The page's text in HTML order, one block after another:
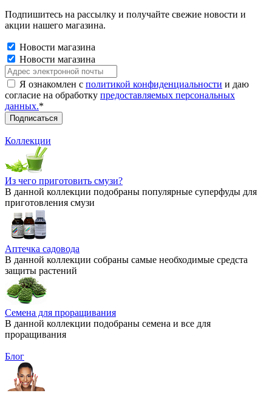
Подпишитесь на рассылку и получайте свежие новости и
акции нашего магазина.
Новости магазина
Новости магазина
Я ознакомлен с политикой конфиденциальности и даю
согласие на обработку предоставляемых персональных
данных.*
Коллекции
Из чего приготовить смузи?
В данной коллекции подобраны популярные суперфуды для
приготовления смузи
Аптечка садовода
В данной коллекции собраны самые необходимые средста
защиты растений
Семена для проращивания
В данной коллекции подобраны семена и все для
проращивания
Блог